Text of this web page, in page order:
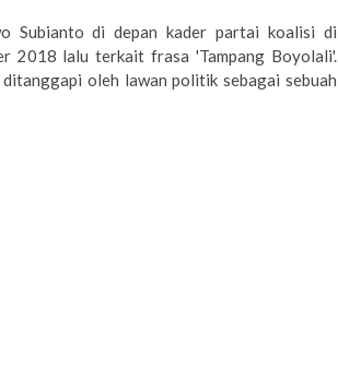
Subianto di depan kader partai koalisi di
2018 lalu terkait frasa 'Tampang Boyolali'.
oleh lawan politik sebagai sebuah